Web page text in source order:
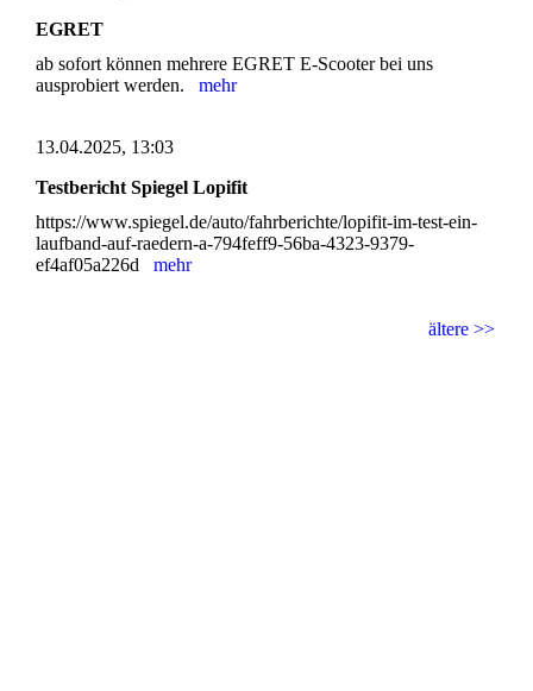
EGRET
ab sofort können mehrere EGRET E-Scooter bei uns
ausprobiert werden. mehr
13.04.2025, 13:03
Testbericht Spiegel Lopifit
https://www.spiegel.de/auto/fahrberichte/lopifit-im-test-ein-
laufband-auf-raedern-a-794feff9-56ba-4323-9379-
ef4af05a226d mehr
ältere >>